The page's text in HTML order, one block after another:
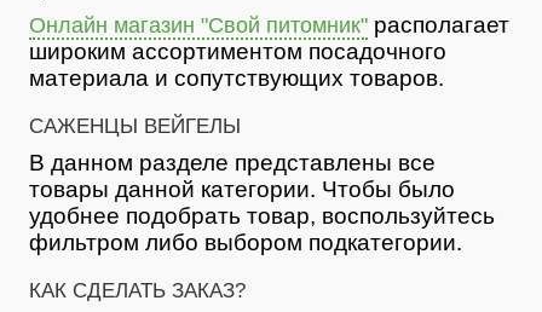
Онлайн магазин "Свой питомник" располагает
широким ассортиментом посадочного
материала и сопутствующих товаров.
САЖЕНЦЫ ВЕЙГЕЛЫ
В данном разделе представлены все
товары данной категории. Чтобы было
удобнее подобрать товар, воспользуйтесь
фильтром либо выбором подкатегории.
КАК СДЕЛАТЬ ЗАКАЗ?